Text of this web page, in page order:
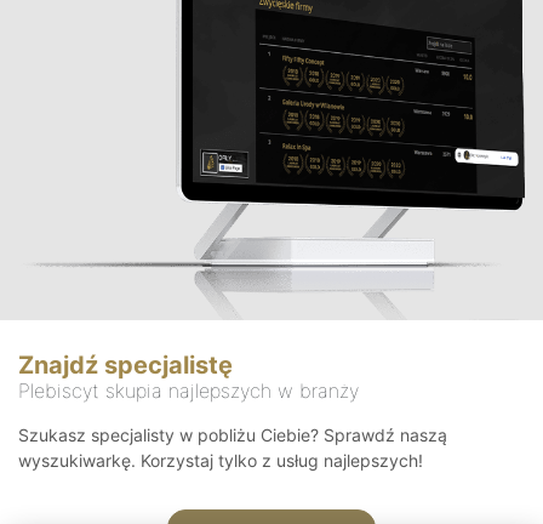
Znajdź specjalistę
Plebiscyt skupia najlepszych w branży
Szukasz specjalisty w pobliżu Ciebie? Sprawdź naszą
wyszukiwarkę. Korzystaj tylko z usług najlepszych!